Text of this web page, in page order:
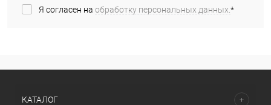
Я согласен на обработку персональных данных. *
КАТАЛОГ